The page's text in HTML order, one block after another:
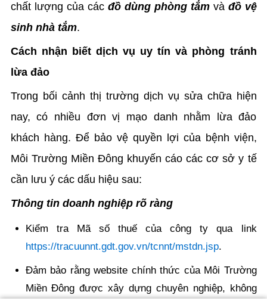
chất lượng của các đồ dùng phòng tắmvà đồ vệ
sinh nhà tắm.
Cách nhận biết dịch vụ uy tín và phòng tránh
lừa đảo
Trong bối cảnh thị trường dịch vụ sửa chữa hiện
nay, có nhiều đơn vị mạo danh nhằm lừa đảo
khách hàng. Để bảo vệ quyền lợi của bệnh viện,
Môi Trường Miền Đông khuyến cáo các cơ sở y tế
cần lưu ý các dấu hiệu sau:
Thông tin doanh nghiệp rõ ràng
Kiểm tra Mã số thuế của công ty qua link
https://tracuunnt.gdt.gov.vn/tcnnt/mstdn.jsp.
Đảm bảo rằng website chính thức của Môi Trường
Miền Đông được xây dựng chuyên nghiệp, không